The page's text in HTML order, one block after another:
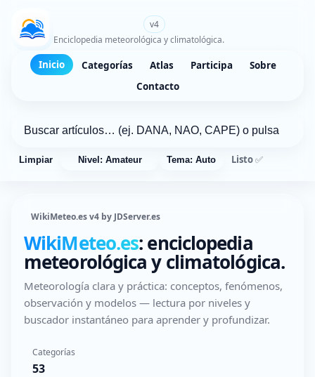
v4
Enciclopedia meteorológica y climatológica.
Inicio Categorías Atlas Participa
Sobre
Contacto
Limpiar Nivel: Amateur Tema: Auto Listo ✅
WikiMeteo.es v4 by JDServer.es
WikiMeteo.es: enciclopedia
meteorológica y climatológica.
Meteorología clara y práctica: conceptos, fenómenos,
observación y modelos — lectura por niveles y
buscador instantáneo para aprender y profundizar.
Categorías
53